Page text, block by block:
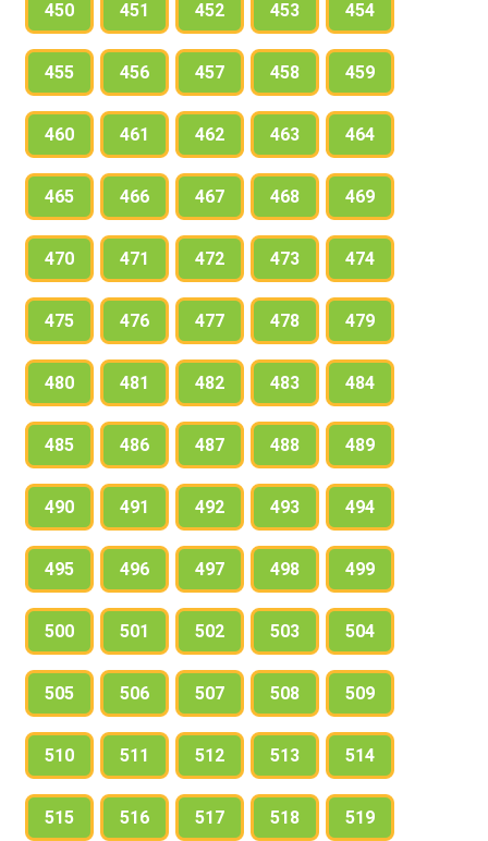
450 451 452 453 454
455 456 457 458 459
460 461 462 463 464
465 466 467 468 469
470 471 472 473 474
475 476 477 478 479
480 481 482 483 484
485 486 487 488 489
490 491 492 493 494
495 496 497 498 499
500 501 502 503 504
505 506 507 508 509
510 511 512 513 514
515 516 517 518 519